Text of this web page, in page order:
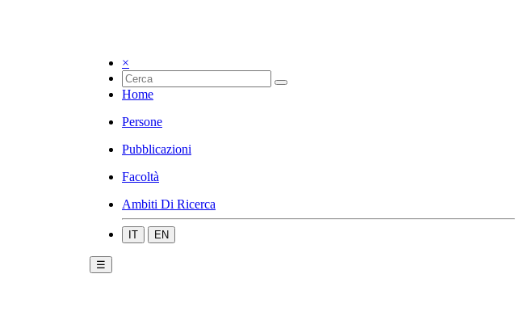
×
Home
Persone
Pubblicazioni
Facoltà
Ambiti Di Ricerca
IT EN
☰